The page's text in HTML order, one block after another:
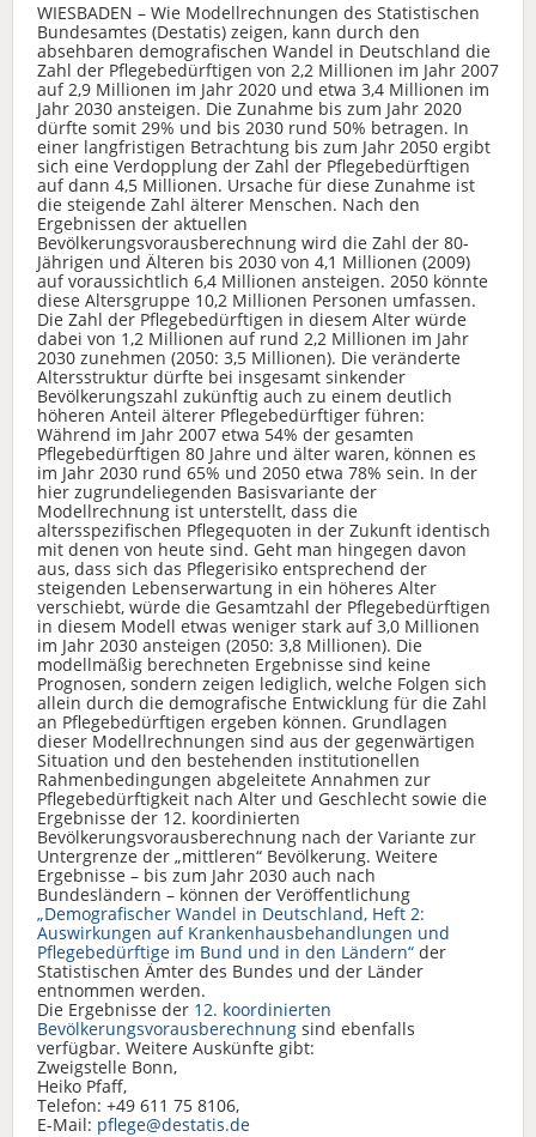
WIESBADEN – Wie Modellrechnungen des Statistischen
Bundesamtes (Destatis) zeigen, kann durch den
absehbaren demografischen Wandel in Deutschland die
Zahl der Pflege­bedürftigen von 2,2 Millionen im Jahr 2007
auf 2,9 Millionen im Jahr 2020 und etwa 3,4 Millionen im
Jahr 2030 ansteigen. Die Zunahme bis zum Jahr 2020
dürfte somit 29% und bis 2030 rund 50% betragen. In
einer langfristigen Betrachtung bis zum Jahr 2050 ergibt
sich eine Verdopplung der Zahl der Pflegebedürftigen
auf dann 4,5 Millionen. Ursache für diese Zunahme ist
die steigende Zahl älterer Menschen. Nach den
Ergebnissen der aktuellen
Bevölkerungsvorausberechnung wird die Zahl der 80-
Jährigen und Älteren bis 2030 von 4,1 Millionen (2009)
auf voraussichtlich 6,4 Millionen ansteigen. 2050 könnte
diese Altersgruppe 10,2 Millionen Personen umfassen.
Die Zahl der Pflegebedürftigen in diesem Alter würde
dabei von 1,2 Millionen auf rund 2,2 Millionen im Jahr
2030 zunehmen (2050: 3,5 Millionen). Die veränderte
Altersstruktur dürfte bei insgesamt sinkender
Bevölkerungszahl zukünftig auch zu einem deutlich
höheren Anteil älterer Pflegebedürftiger führen:
Während im Jahr 2007 etwa 54% der gesamten
Pflegebedürftigen 80 Jahre und älter waren, können es
im Jahr 2030 rund 65% und 2050 etwa 78% sein. In der
hier zugrundeliegenden Basisvariante der
Modellrechnung ist unterstellt, dass die
altersspezifischen Pflegequoten in der Zukunft identisch
mit denen von heute sind. Geht man hingegen davon
aus, dass sich das Pflegerisiko entsprechend der
steigenden Lebenserwartung in ein höheres Alter
verschiebt, würde die Gesamtzahl der Pflegebedürftigen
in diesem Modell etwas weniger stark auf 3,0 Millionen
im Jahr 2030 ansteigen (2050: 3,8 Millionen). Die
modellmäßig berechneten Ergebnisse sind keine
Prognosen, sondern zeigen lediglich, welche Folgen sich
allein durch die demografische Entwicklung für die Zahl
an Pflegebedürftigen ergeben können. Grundlagen
dieser Modellrechnungen sind aus der gegenwärtigen
Situation und den bestehenden institutionellen
Rahmenbedingungen abgeleitete Annahmen zur
Pflegebedürftigkeit nach Alter und Geschlecht sowie die
Ergebnisse der 12. koordinierten
Bevölkerungsvorausberechnung nach der Variante zur
Untergrenze der „mittleren“ Bevölkerung. Weitere
Ergebnisse – bis zum Jahr 2030 auch nach
Bundesländern – können der Veröffentlichung
„Demografischer Wandel in Deutschland, Heft 2:
Auswirkungen auf Krankenhausbehandlungen und
Pflegebedürftige im Bund und in den Ländern“ der
Statistischen Ämter des Bundes und der Länder
entnommen werden.
Die Ergebnisse der 12. koordinierten
Bevölkerungsvorausberechnung sind ebenfalls
verfügbar. Weitere Auskünfte gibt:
Zweigstelle Bonn,
Heiko Pfaff,
Telefon: +49 611 75 8106,
E-Mail: pflege@destatis.de